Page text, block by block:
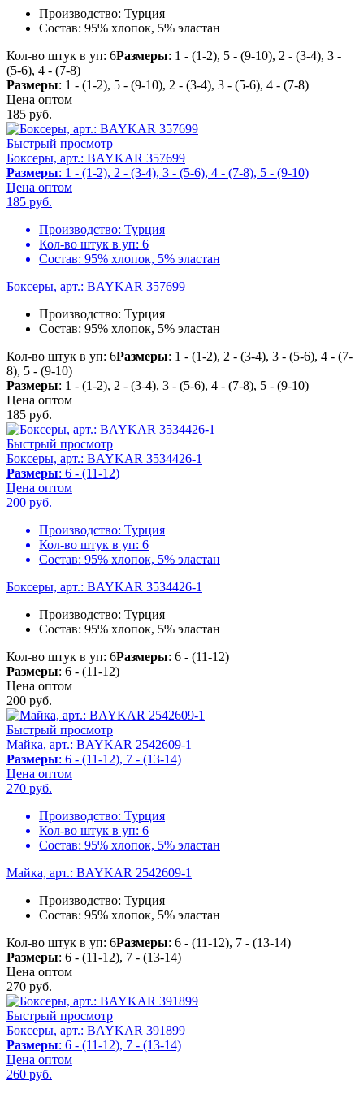
Производство: Турция
Состав: 95% хлопок, 5% эластан
Кол-во штук в уп: 6Размеры: 1 - (1-2), 5 - (9-10), 2 - (3-4), 3 -
(5-6), 4 - (7-8)
Размеры: 1 - (1-2), 5 - (9-10), 2 - (3-4), 3 - (5-6), 4 - (7-8)
Цена оптом
185 руб.
Быстрый просмотр
Боксеры, арт.: BAYKAR 357699
Размеры: 1 - (1-2), 2 - (3-4), 3 - (5-6), 4 - (7-8), 5 - (9-10)
Цена оптом
185 руб.
Производство: Турция
Кол-во штук в уп: 6
Состав: 95% хлопок, 5% эластан
Боксеры, арт.: BAYKAR 357699
Производство: Турция
Состав: 95% хлопок, 5% эластан
Кол-во штук в уп: 6Размеры: 1 - (1-2), 2 - (3-4), 3 - (5-6), 4 - (7-
8), 5 - (9-10)
Размеры: 1 - (1-2), 2 - (3-4), 3 - (5-6), 4 - (7-8), 5 - (9-10)
Цена оптом
185 руб.
Быстрый просмотр
Боксеры, арт.: BAYKAR 3534426-1
Размеры: 6 - (11-12)
Цена оптом
200 руб.
Производство: Турция
Кол-во штук в уп: 6
Состав: 95% хлопок, 5% эластан
Боксеры, арт.: BAYKAR 3534426-1
Производство: Турция
Состав: 95% хлопок, 5% эластан
Кол-во штук в уп: 6Размеры: 6 - (11-12)
Размеры: 6 - (11-12)
Цена оптом
200 руб.
Быстрый просмотр
Майка, арт.: BAYKAR 2542609-1
Размеры: 6 - (11-12), 7 - (13-14)
Цена оптом
270 руб.
Производство: Турция
Кол-во штук в уп: 6
Состав: 95% хлопок, 5% эластан
Майка, арт.: BAYKAR 2542609-1
Производство: Турция
Состав: 95% хлопок, 5% эластан
Кол-во штук в уп: 6Размеры: 6 - (11-12), 7 - (13-14)
Размеры: 6 - (11-12), 7 - (13-14)
Цена оптом
270 руб.
Быстрый просмотр
Боксеры, арт.: BAYKAR 391899
Размеры: 6 - (11-12), 7 - (13-14)
Цена оптом
260 руб.